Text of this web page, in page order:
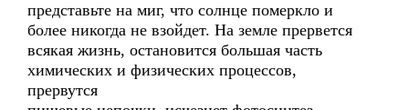
представьте на миг, что солнце померкло и
более никогда не взойдет. На земле прервется
всякая жизнь, остановится большая часть
химических и физических процессов,
прервутся